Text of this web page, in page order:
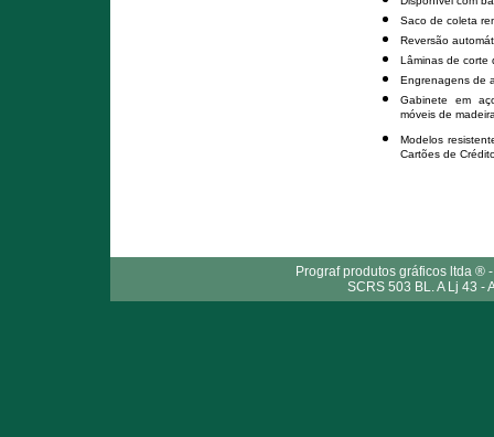
Saco de coleta
Reversão
Lâminas de corte
Engrenagens de
Gabinete em
móveis de
Modelos
Cartões de
Prograf produtos gráficos ltda ®
SCRS 503 BL. A Lj 43 -